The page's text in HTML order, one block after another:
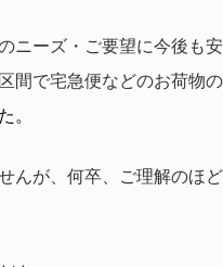
ニーズ・ご要望に今後も
間で宅急便などのお荷物
。
んが、何卒、ご理解のほ